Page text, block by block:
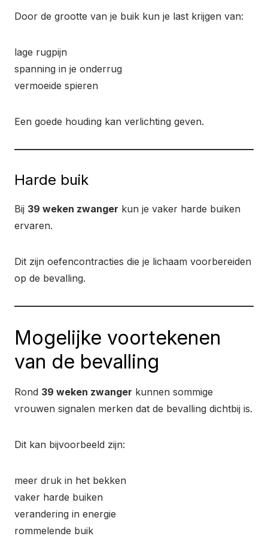
Door de grootte van je buik kun je last krijgen van:
lage rugpijn
spanning in je onderrug
vermoeide spieren
Een goede houding kan verlichting geven.
Harde buik
Bij 39 weken zwanger kun je vaker harde buiken
ervaren.
Dit zijn oefencontracties die je lichaam voorbereiden
op de bevalling.
Mogelijke voortekenen
van de bevalling
Rond 39 weken zwanger kunnen sommige
vrouwen signalen merken dat de bevalling dichtbij is.
Dit kan bijvoorbeeld zijn:
meer druk in het bekken
vaker harde buiken
verandering in energie
rommelende buik